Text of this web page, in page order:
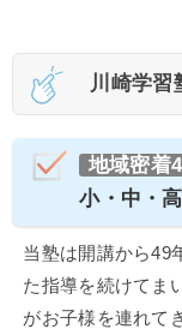
川崎学習
地域密着
小・中・
当塾は開講から49
た指導を続けてま
がお子様を連れて